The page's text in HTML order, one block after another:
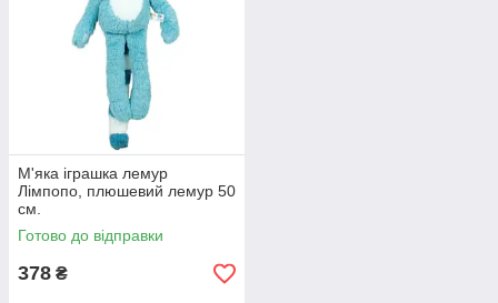
М'яка іграшка лемур
Лімпопо, плюшевий лемур 50
см.
Готово до відправки
378 ₴